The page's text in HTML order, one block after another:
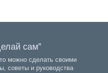
сам"
можно сделать своими
советы и руководства